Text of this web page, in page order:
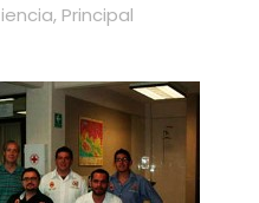
, Principal